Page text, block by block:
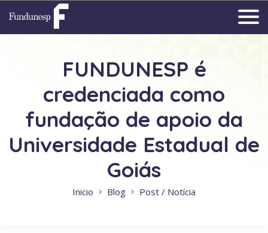
FUNDUNESP é
credenciada como
fundação de apoio da
Universidade Estadual de
Goiás
Inicio Blog Post / Notícia